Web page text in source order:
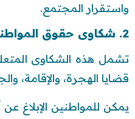
واستقرار المجتمع.
2. شكاوى حقوق المواطنين:
تشمل هذه الشكاوى
قضايا الهجرة، والإقامة،
يمكن للمواطنين الإبلاغ